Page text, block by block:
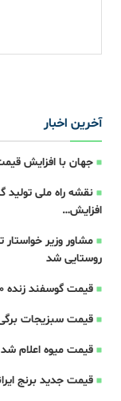
آخرین اخبار
جهان با افزایش
نقشه راه ملی تولید
افزایش…
مشاور وزیر
روستایی شد
قیمت گوسفند زنده 30 درصد کاهش یافت؛ گوشت ارزان نشد
قیمت سبزیجات
قیمت میوه اعلام شد
قیمت جدید برنج